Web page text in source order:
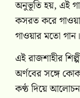
অনুভূতি হয়, এই
কসরত করে
গাওয়ার মতো
এই রাজশাহীর
অর্ণবের সঙ্গে
কণ্ঠ দিয়ে